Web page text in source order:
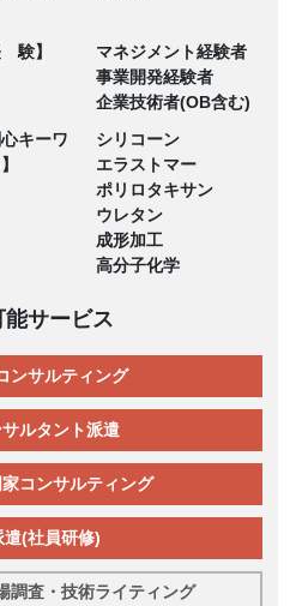
験】
マネジメント経験者
事業開発経験者
企業技術者(OB含む)
心キーワ
シリコーン
エラストマー
ポリロタキサン
ウレタン
成形加工
高分子化学
能サービス
ンサルティング
ルタント派遣
コンサルティング
遣(社員研修)
調査・技術ライティング